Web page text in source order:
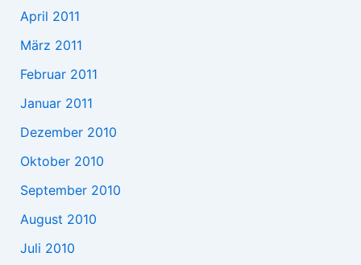
April 2011
März 2011
Februar 2011
Januar 2011
Dezember 2010
Oktober 2010
September 2010
August 2010
Juli 2010